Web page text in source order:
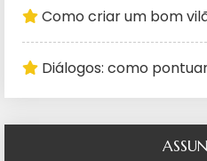
Como criar um bom
Diálogos: como